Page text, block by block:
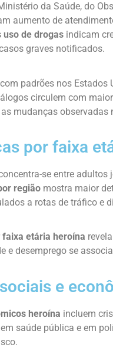
da Saúde, do
aumento de
uso de drogas indicam
graves notificados.
padrões nos
circulem com
mudanças observadas
por faixa
se entre
região mostra maior
a rotas de tráfico e
faixa etária heroína
e desemprego se
e
heroína incluem
saúde pública e em